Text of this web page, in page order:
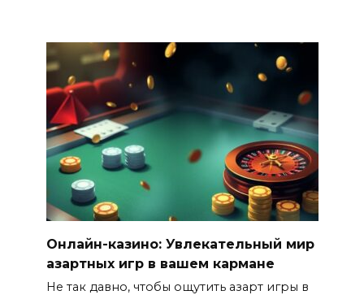
Онлайн-казино: Увлекательный мир
азартных игр в вашем кармане
Не так давно, чтобы ощутить азарт игры в